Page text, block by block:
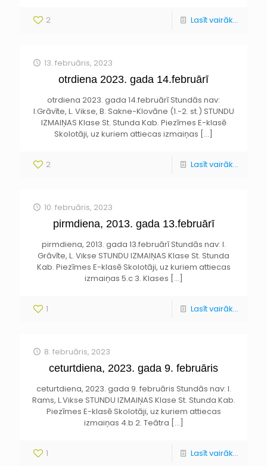
2 Lasīt vairāk...
13. februāris, 2023
otrdiena 2023. gada 14.februārī
otrdiena 2023. gada 14.februārī Stundās nav:
I.Grāvīte, L. Vikse, B. Sakne-Klovāne (1.-2. st.) STUNDU
IZMAIŅAS Klase St. Stunda Kab. Piezīmes E-klasē
Skolotāji, uz kuriem attiecas izmaiņas […]
2 Lasīt vairāk...
10. februāris, 2023
pirmdiena, 2013. gada 13.februārī
pirmdiena, 2013. gada 13.februārī Stundās nav: I.
Grāvīte, L. Vikse STUNDU IZMAIŅAS Klase St. Stunda
Kab. Piezīmes E-klasē Skolotāji, uz kuriem attiecas
izmaiņas 5.c 3. Klases […]
1 Lasīt vairāk...
8. februāris, 2023
ceturtdiena, 2023. gada 9. februāris
ceturtdiena, 2023. gada 9. februāris Stundās nav: I.
Rams, L.Vikse STUNDU IZMAIŅAS Klase St. Stunda Kab.
Piezīmes E-klasē Skolotāji, uz kuriem attiecas
izmaiņas 4.b 2. Teātra […]
1 Lasīt vairāk...